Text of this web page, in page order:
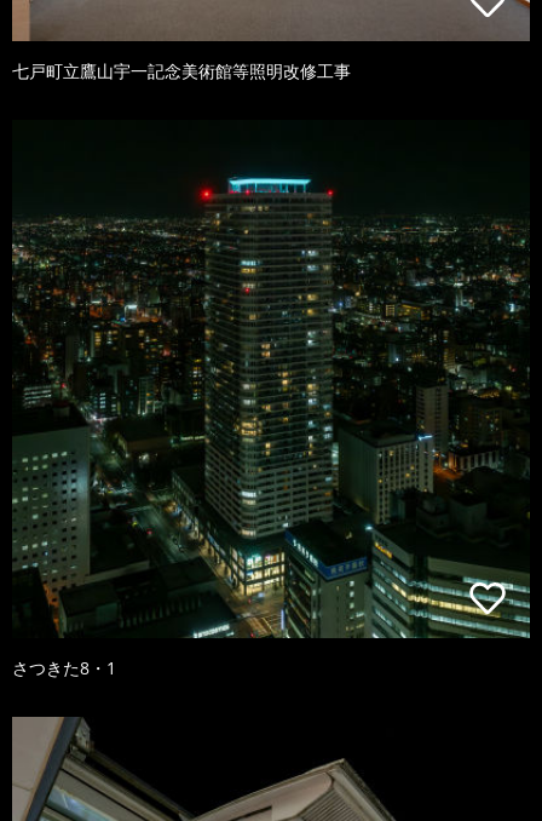
七戸町立鷹山宇一記念美術館等照明改修工事
さつきた8・1